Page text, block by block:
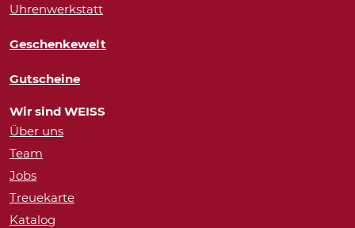
Uhrenwerkstatt
Geschenkewelt
Gutscheine
Wir sind WEISS
Über uns
Team
Jobs
Treuekarte
Katalog